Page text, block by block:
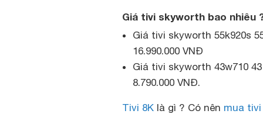
Giá tivi skyworth bao nhiêu
Giá tivi skyworth 55k920s
16.990.000 VNĐ
Giá tivi skyworth 43w710
8.790.000 VNĐ.
Tivi 8K là gì ? Có nên mua tivi